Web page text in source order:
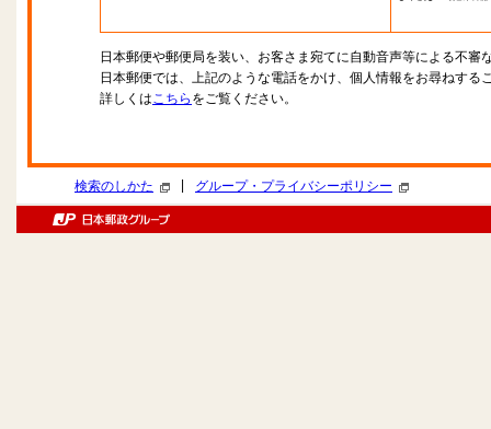
日本郵便や郵便局を装い、お客さま宛てに自動音声等による不審
日本郵便では、上記のような電話をかけ、個人情報をお尋ねする
詳しくはこちら をご覧ください。
検索のしかた グループ・プライバシーポリシー